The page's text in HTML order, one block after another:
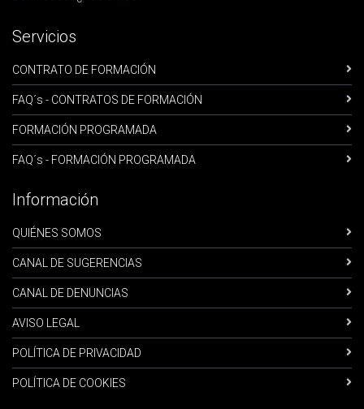
Servicios
CONTRATO DE FORMACIÓN
FAQ´s - CONTRATOS DE FORMACIÓN
FORMACIÓN PROGRAMADA
FAQ´s - FORMACIÓN PROGRAMADA
Información
QUIÉNES SOMOS
CANAL DE SUGERENCIAS
CANAL DE DENUNCIAS
AVISO LEGAL
POLÍTICA DE PRIVACIDAD
POLÍTICA DE COOKIES